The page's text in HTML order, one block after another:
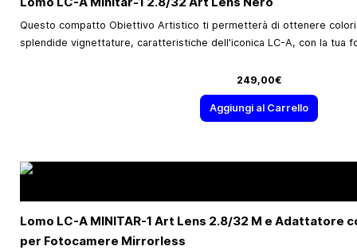
Questo compatto Obiettivo Artistico ti permetterà di ottenere
splendide vignettature, caratteristiche dell'iconica LC-A, con la tua
249,00€
Aggiungi al Carrello
Lomo LC-A MINITAR-1 Art Lens 2.8/32 M e Adattatore
per Fotocamere Mirrorless